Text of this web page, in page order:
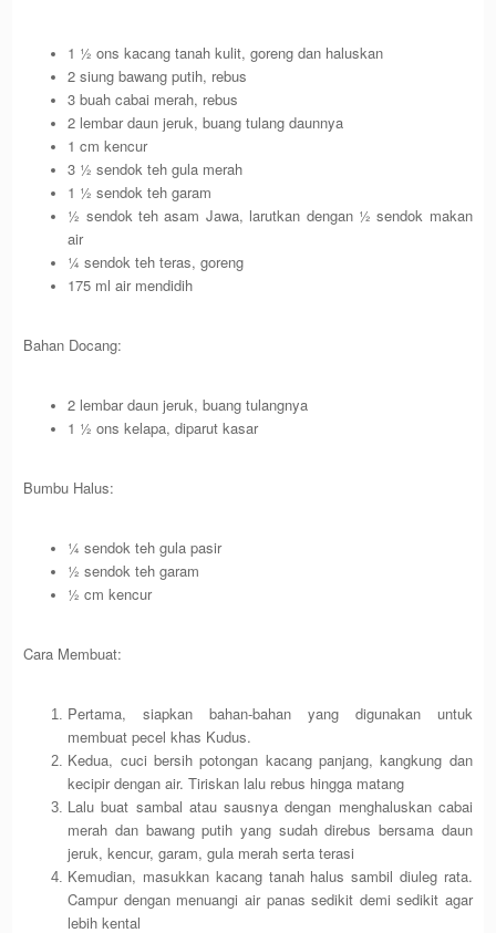
1 ½ ons kacang tanah kulit, goreng dan haluskan
2 siung bawang putih, rebus
3 buah cabai merah, rebus
2 lembar daun jeruk, buang tulang daunnya
1 cm kencur
3 ½ sendok teh gula merah
1 ½ sendok teh garam
½ sendok teh asam Jawa, larutkan dengan ½ sendok makan
air
¼ sendok teh teras, goreng
175 ml air mendidih
Bahan Docang:
2 lembar daun jeruk, buang tulangnya
1 ½ ons kelapa, diparut kasar
Bumbu Halus:
¼ sendok teh gula pasir
½ sendok teh garam
½ cm kencur
Cara Membuat:
Pertama, siapkan bahan-bahan yang digunakan untuk
membuat pecel khas Kudus.
Kedua, cuci bersih potongan kacang panjang, kangkung dan
kecipir dengan air. Tiriskan lalu rebus hingga matang
Lalu buat sambal atau sausnya dengan menghaluskan cabai
merah dan bawang putih yang sudah direbus bersama daun
jeruk, kencur, garam, gula merah serta terasi
Kemudian, masukkan kacang tanah halus sambil diuleg rata.
Campur dengan menuangi air panas sedikit demi sedikit agar
lebih kental